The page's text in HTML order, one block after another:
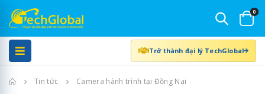
0
Trở thành đại lý TechGlobal
Trang chủ
Tin tức Camera hành trình tại Đồng Nai